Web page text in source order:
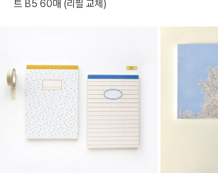
트 B5 60매 (리필 교체)